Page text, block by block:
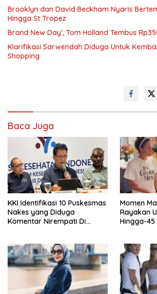
Brooklyn dan David Beckham Nyaris
Hingga St Tropez
Brand New Day’, Tom Holland Tembus
Klarifikasi Sarwendah Diduga Untuk
Shopping
Baca Juga
KKI Identifikasi 10 Puskesmas
Nakes yang Diduga
Komentar Nirempati Di
Momen
Rayakan
Hingga-